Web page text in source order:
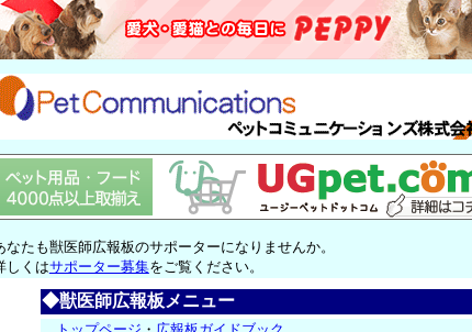
なたも獣医師広報板のサポーターになりませんか。
しくはサポーター募集をご覧ください。
◆獣医師広報板メニュー